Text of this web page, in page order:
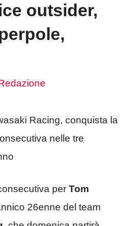
outsider,
per Tom
26enne del team